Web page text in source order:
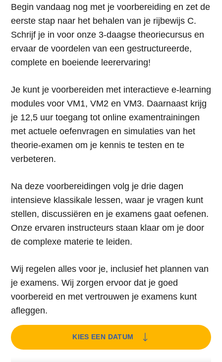
Begin vandaag nog met je voorbereiding en zet de
eerste stap naar het behalen van je rijbewijs C.
Schrijf je in voor onze 3-daagse theoriecursus en
ervaar de voordelen van een gestructureerde,
complete en boeiende leerervaring!
Je kunt je voorbereiden met interactieve e-learning
modules voor VM1, VM2 en VM3. Daarnaast krijg
je 12,5 uur toegang tot online examentrainingen
met actuele oefenvragen en simulaties van het
theorie-examen om je kennis te testen en te
verbeteren.
Na deze voorbereidingen volg je drie dagen
intensieve klassikale lessen, waar je vragen kunt
stellen, discussiëren en je examens gaat oefenen.
Onze ervaren instructeurs staan klaar om je door
de complexe materie te leiden.
Wij regelen alles voor je, inclusief het plannen van
je examens. Wij zorgen ervoor dat je goed
voorbereid en met vertrouwen je examens kunt
afleggen.
KIES EEN DATUM